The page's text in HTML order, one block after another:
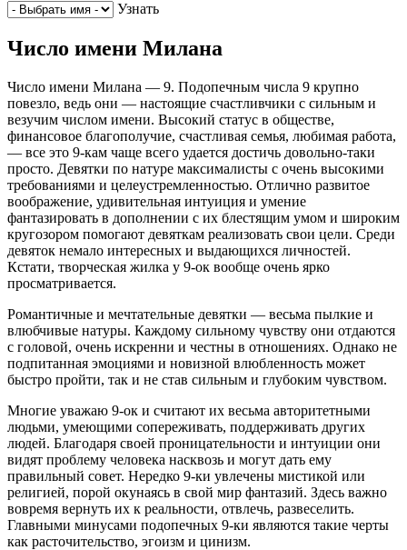
Узнать
Число имени Милана
Число имени Милана — 9. Подопечным числа 9 крупно
повезло, ведь они — настоящие счастливчики с сильным и
везучим числом имени. Высокий статус в обществе,
финансовое благополучие, счастливая семья, любимая работа,
— все это 9-кам чаще всего удается достичь довольно-таки
просто. Девятки по натуре максималисты с очень высокими
требованиями и целеустремленностью. Отлично развитое
воображение, удивительная интуиция и умение
фантазировать в дополнении с их блестящим умом и широким
кругозором помогают девяткам реализовать свои цели. Среди
девяток немало интересных и выдающихся личностей.
Кстати, творческая жилка у 9-ок вообще очень ярко
просматривается.
Романтичные и мечтательные девятки — весьма пылкие и
влюбчивые натуры. Каждому сильному чувству они отдаются
с головой, очень искренни и честны в отношениях. Однако не
подпитанная эмоциями и новизной влюбленность может
быстро пройти, так и не став сильным и глубоким чувством.
Многие уважаю 9-ок и считают их весьма авторитетными
людьми, умеющими сопереживать, поддерживать других
людей. Благодаря своей проницательности и интуиции они
видят проблему человека насквозь и могут дать ему
правильный совет. Нередко 9-ки увлечены мистикой или
религией, порой окунаясь в свой мир фантазий. Здесь важно
вовремя вернуть их к реальности, отвлечь, развеселить.
Главными минусами подопечных 9-ки являются такие черты
как расточительство, эгоизм и цинизм.